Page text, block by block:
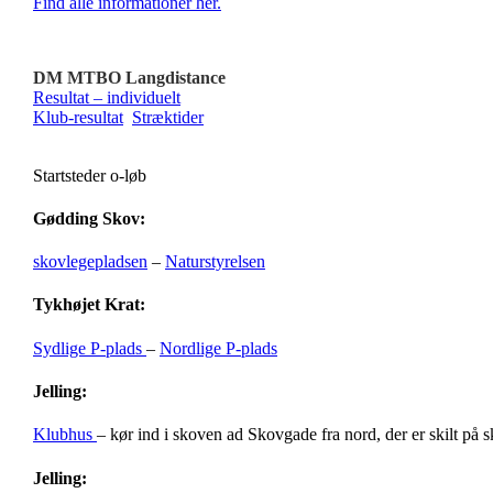
DM MTBO Langdistance
Resultat – individuelt
Klub-resultat Stræktider
Startsteder o-løb
Gødding Skov:
skovlegepladsen – Naturstyrelsen
Tykhøjet Krat:
Sydlige P-plads – Nordlige P-plads
Jelling:
Klubhus – kør ind i skoven ad Skovgade fra nord, der er skilt på
Jelling: